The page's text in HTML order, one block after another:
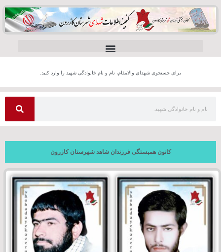
برای جستجوی شهدای والامقام، نام و نام خانوادگی شهید را وارد کنید.
کانون همبستگی فرزندان شاهد شهرستان کازرون